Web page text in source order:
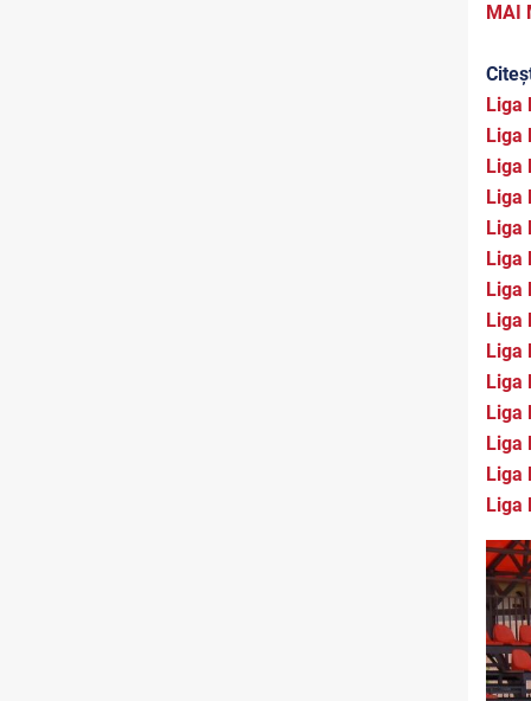
MAI
Liga
Liga
Liga
Liga
Liga
Liga
Liga
Liga
Liga
Liga
Liga
Liga
Liga
Liga